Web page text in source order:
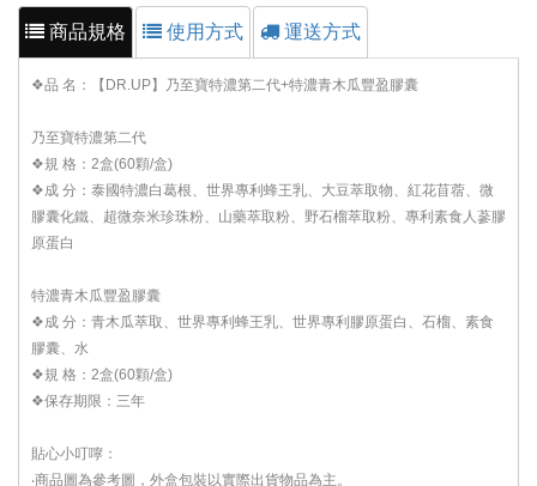
商品規格 使用方式 運送方式
❖品 名：【DR.UP】乃至寶特濃第二代+特濃青木瓜豐盈膠囊
乃至寶特濃第二代
❖規 格：2盒(60顆/盒)
❖成 分：泰國特濃白葛根、世界專利蜂王乳、大豆萃取物、紅花苜蓿、微
膠囊化鐵、超微奈米珍珠粉、山藥萃取粉、野石榴萃取粉、專利素食人蔘膠
原蛋白
特濃青木瓜豐盈膠囊
❖成 分：青木瓜萃取、世界專利蜂王乳、世界專利膠原蛋白、石榴、素食
膠囊、水
❖規 格：2盒(60顆/盒)
❖保存期限：三年
貼心小叮嚀：
‧商品圖為參考圖，外盒包裝以實際出貨物品為主。